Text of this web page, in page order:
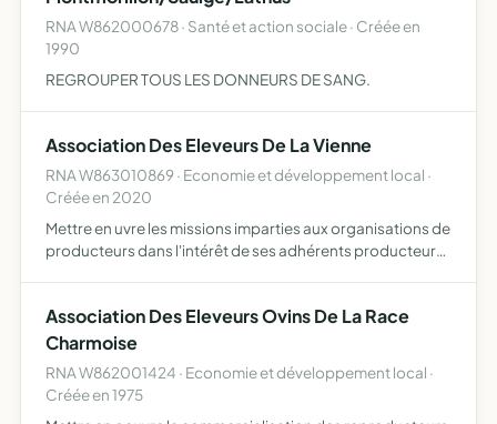
RNA W862000678 · Santé et action sociale · Créée en
1990
REGROUPER TOUS LES DONNEURS DE SANG.
Association Des Eleveurs De La Vienne
RNA W863010869 · Economie et développement local ·
Créée en 2020
Mettre en uvre les missions imparties aux organisations de
producteurs dans l'intérêt de ses adhérents producteurs
Association Des Eleveurs Ovins De La Race
Charmoise
RNA W862001424 · Economie et développement local ·
Créée en 1975